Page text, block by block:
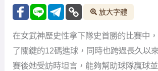
放大字體
在女武神歷史性拿下隊史首勝的比賽中
了關鍵的12碼進球，同時也跨過長久以
賽後她受訪時坦言，能夠幫助球隊贏球